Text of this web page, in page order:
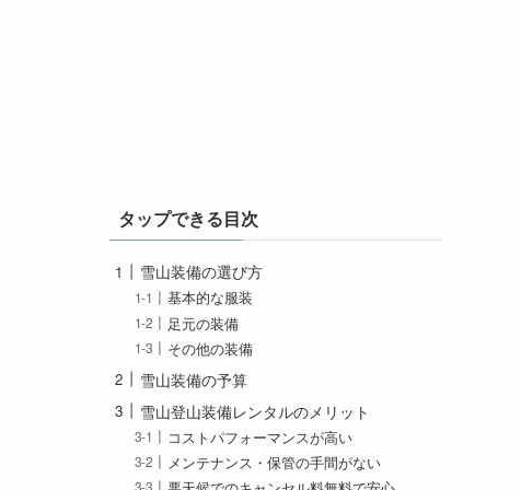
タップできる目次
雪山装備の選び方
基本的な服装
足元の装備
その他の装備
雪山装備の予算
雪山登山装備レンタルのメリット
コストパフォーマンスが高い
メンテナンス・保管の手間がない